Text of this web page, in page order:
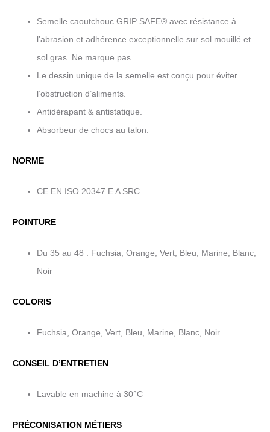
Semelle caoutchouc GRIP SAFE® avec résistance à
l’abrasion et adhérence exceptionnelle sur sol mouillé et
sol gras. Ne marque pas.
Le dessin unique de la semelle est conçu pour éviter
l’obstruction d’aliments.
Antidérapant & antistatique.
Absorbeur de chocs au talon.
NORME
CE EN ISO 20347 E A SRC
POINTURE
Du 35 au 48 : Fuchsia, Orange, Vert, Bleu, Marine, Blanc,
Noir
COLORIS
Fuchsia, Orange, Vert, Bleu, Marine, Blanc, Noir
CONSEIL D’ENTRETIEN
Lavable en machine à 30°C
PRÉCONISATION MÉTIERS